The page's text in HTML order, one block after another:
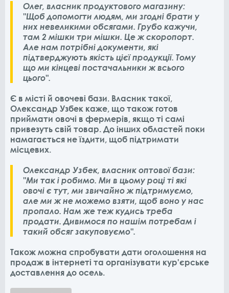
Олег, власник продуктового магазину:
"Щоб допомогти людям, ми згодні брати у
них невеликими обсягами. Грубо кажучи,
там 2 мішки три мішки. Це ж скоропорт.
Але нам потрібні документи, які
підтверджують якість цієї продукції. Тому
що ми кінцеві постачальники ж всього
цього".
Є в місті й овочеві бази. Власник такої,
Олександр Узбек каже, що також готов
приймати овочі в фермерів, якщо ті самі
привезуть свій товар. До інших областей поки
намагається не їздити, щоб підтримати
місцевих.
Олександр Узбек, власник оптової бази:
"Ми так і робимо. Ми в цьому році ті які
овочі є тут, ми звичайно ж підтримуємо,
але ми ж не можемо взяти, щоб воно у нас
пропало. Нам же теж кудись треба
продати. Дивимося по нашім потребам і
такий обсяг закуповуємо".
Також можна спробувати дати оголошення на
продаж в інтернеті та організувати кур'єрське
доставлення до осель.